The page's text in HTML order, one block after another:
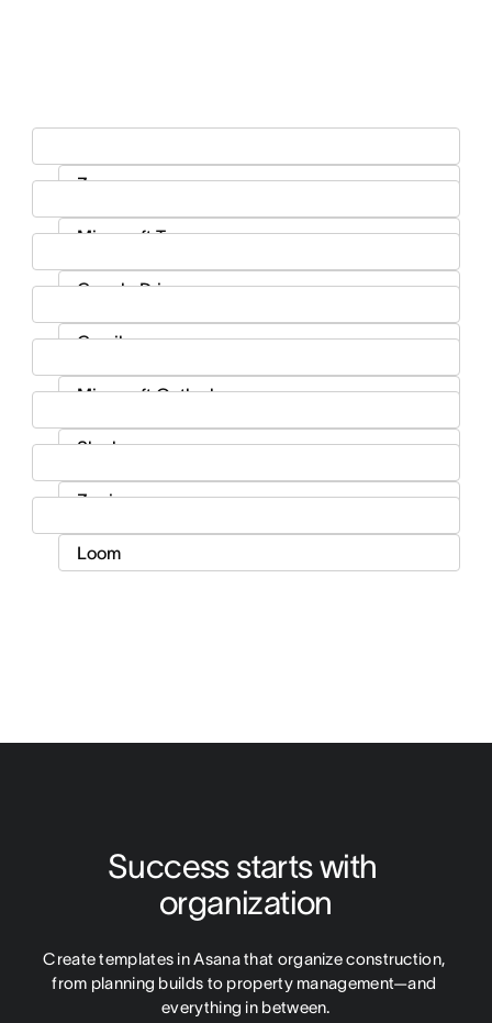
Success starts with
organization
Create templates in Asana that organize construction,
from planning builds to property management—and
everything in between.